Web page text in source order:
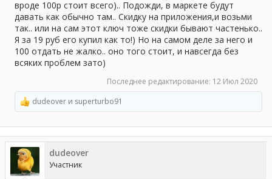
вроде 100р стоит всего).. Подожди, в маркете будут
давать как обычно там.. Скидку на приложения,и возьми
так.. или на сам этот ключ тоже скидки бывают частенько..
Я за 19 руб его купил как то!) Но на самом деле за него и
100 отдать не жалко.. оно того стоит, и навсегда без
всяких проблем зато)
Последнее редактирование: 12 Июл 2020
Р
е
а
к
ц
и
и
:
dudeover и superturbo91
dudeover
Участник